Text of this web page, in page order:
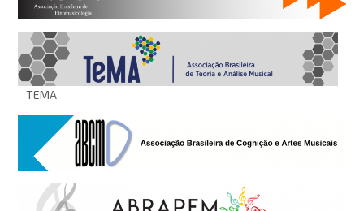
TEMA